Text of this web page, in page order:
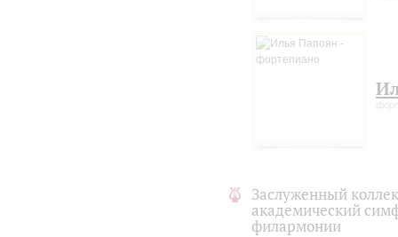
Заслуженный
академический
филармонии